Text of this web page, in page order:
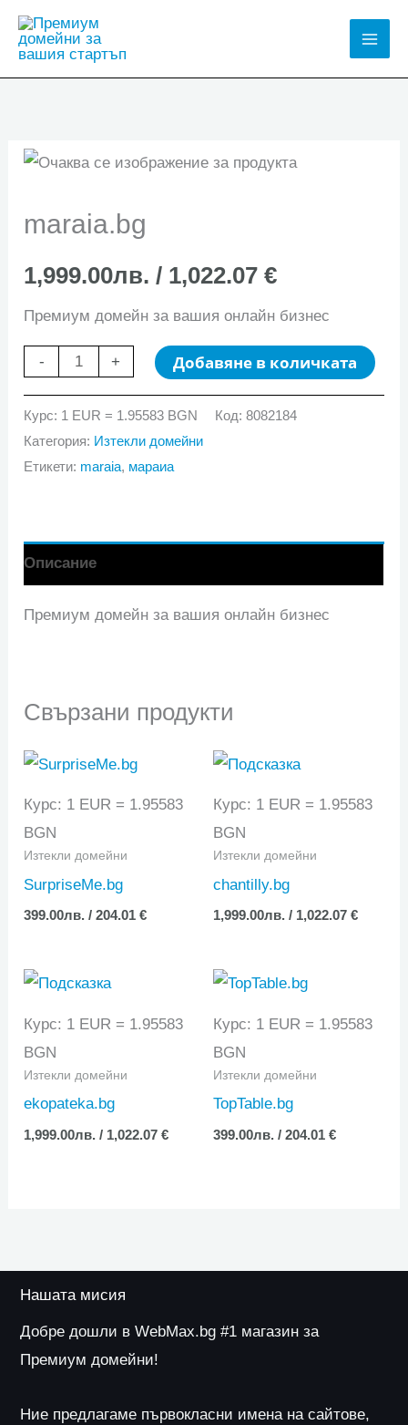
Skip
maraia.bg
1,999.00лв. / 1,022.07 €
Премиум домейн за вашия онлайн бизнес
-
количество
maraia.bg
+ Добавяне в количката
Курс: 1 EUR = 1.95583 BGN Код:8082184
Категория: Изтекли домейни
Етикети: maraia, мараиа
Описание
Премиум домейн за вашия онлайн бизнес
Свързани продукти
Курс: 1 EUR = 1.95583
BGN
Изтекли домейни
SurpriseMe.bg
399.00лв. / 204.01 €
Курс: 1 EUR = 1.95583
BGN
Изтекли домейни
chantilly.bg
1,999.00лв. / 1,022.07 €
Курс: 1 EUR = 1.95583
BGN
Изтекли домейни
ekopateka.bg
1,999.00лв. / 1,022.07 €
Курс: 1 EUR = 1.95583
BGN
Изтекли домейни
TopTable.bg
399.00лв. / 204.01 €
Нашата мисия
Добре дошли в WebMax.bg #1 магазин за
Премиум домейни!
Ние предлагаме първокласни имена на сайтове,